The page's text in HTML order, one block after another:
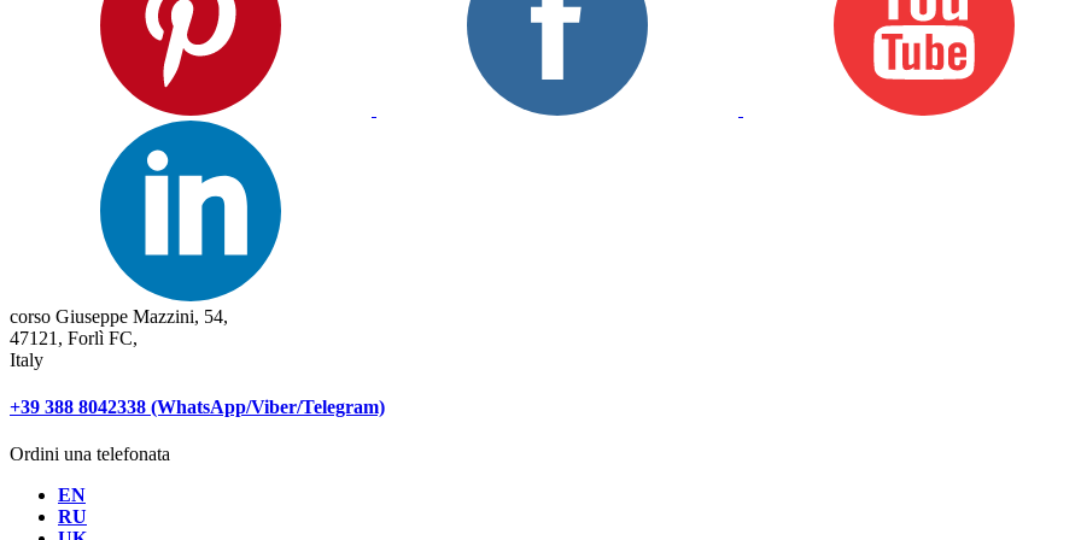
corso Giuseppe Mazzini, 54,
47121, Forlì FC,
Italy
+39 388 8042338 (WhatsApp/Viber/Telegram)
Ordini una telefonata
EN
RU